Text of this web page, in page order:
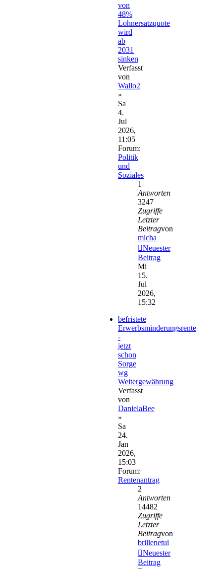
von
48%
Lohnersatzquote
wird
ab
2031
sinken
Verfasst
von
Wallo2
»
Sa
4.
Jul
2026,
11:05
Forum:
Politik
und
Soziales
1
Antworten
3247
Zugriffe
Letzter
Beitragvon
micha
Neuester
Beitrag
Mi
15.
Jul
2026,
15:32
befristete
Erwerbsminderungsrente
-
jetzt
schon
Sorge
wg
Weitergewährung
Verfasst
von
DanielaBee
»
Sa
24.
Jan
2026,
15:03
Forum:
Rentenantrag
2
Antworten
14482
Zugriffe
Letzter
Beitragvon
brillenetui
Neuester
Beitrag